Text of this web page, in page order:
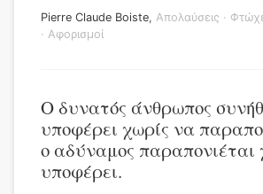
Pierre Claude Boiste, Απολαύσεις ·
· Αφορισμοί
Ο δυνατός άνθρωπος
υποφέρει χωρίς να
ο αδύναμος παραπονιέται
υποφέρει.